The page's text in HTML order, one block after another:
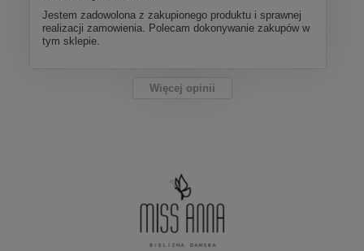
Jestem zadowolona z zakupionego produktu i sprawnej
realizacji zamowienia. Polecam dokonywanie zakupów w
tym sklepie.
Więcej opinii